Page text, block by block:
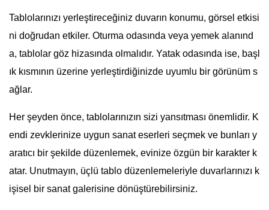
Tablolarınızı yerleştireceğiniz duvarın konumu, görsel etkisi
ni doğrudan etkiler. Oturma odasında veya yemek alanınd
a, tablolar göz hizasında olmalıdır. Yatak odasında ise, başl
ık kısmının üzerine yerleştirdiğinizde uyumlu bir görünüm s
ağlar.
Her şeyden önce, tablolarınızın sizi yansıtması önemlidir. K
endi zevklerinize uygun sanat eserleri seçmek ve bunları y
aratıcı bir şekilde düzenlemek, evinize özgün bir karakter k
atar. Unutmayın, üçlü tablo düzenlemeleriyle duvarlarınızı k
işisel bir sanat galerisine dönüştürebilirsiniz.